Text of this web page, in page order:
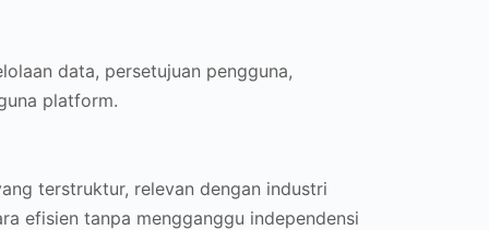
data, persetujuan pengguna,
platform.
terstruktur, relevan dengan industri
efisien tanpa mengganggu independensi